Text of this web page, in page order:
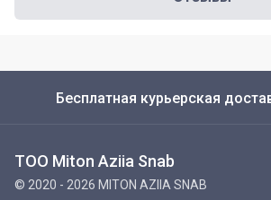
Бесплатная курьерская
ТОО Miton Aziia Snab
© 2020 - 2026 MITON AZIIA SNAB